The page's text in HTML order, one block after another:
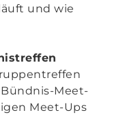
und wie
Meet-
Meet-Ups